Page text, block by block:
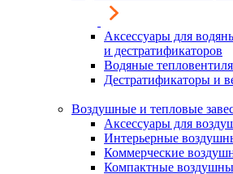
Аксессуары для
и дестратификаторов
Водяные
Дестратификаторы и
Воздушные и тепловые
Аксессуары для
Интерьерные
Коммерческие
Компактные